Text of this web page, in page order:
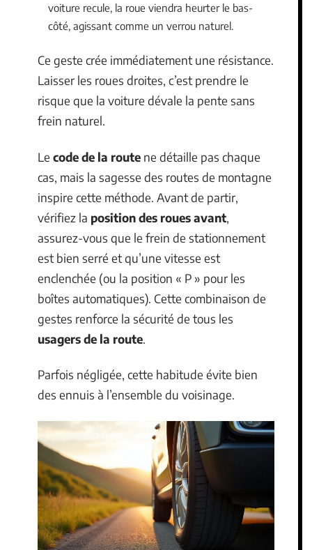
voiture recule, la roue viendra heurter le bas-
côté, agissant comme un verrou naturel.
Ce geste crée immédiatement une résistance.
Laisser les roues droites, c’est prendre le
risque que la voiture dévale la pente sans
frein naturel.
Le code de la route ne détaille pas chaque
cas, mais la sagesse des routes de montagne
inspire cette méthode. Avant de partir,
vérifiez la position des roues avant,
assurez-vous que le frein de stationnement
est bien serré et qu’une vitesse est
enclenchée (ou la position « P » pour les
boîtes automatiques). Cette combinaison de
gestes renforce la sécurité de tous les
usagers de la route.
Parfois négligée, cette habitude évite bien
des ennuis à l’ensemble du voisinage.